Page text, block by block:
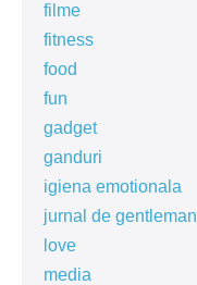
filme
fitness
food
fun
gadget
ganduri
igiena emotionala
jurnal de gentleman
love
media